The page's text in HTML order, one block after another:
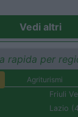
Vedi altri
rapida per
Agriturismi
Friuli
Lazio